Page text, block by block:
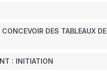
CONCEVOIR DES TABLEAUX DE
: INITIATION